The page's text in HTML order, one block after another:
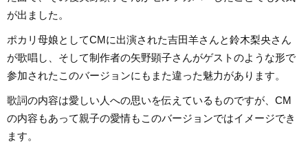
が出ました。
ポカリ母娘としてCMに出演された吉田羊さんと鈴木梨央さん
が歌唱し、そして制作者の矢野顕子さんがゲストのような形で
参加されたこのバージョンにもまた違った魅力があります。
歌詞の内容は愛しい人への思いを伝えているものですが、CM
の内容もあって親子の愛情もこのバージョンではイメージでき
ます。